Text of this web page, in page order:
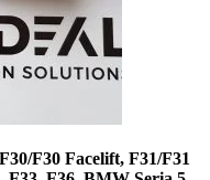
F30 Facelift, F31/F31